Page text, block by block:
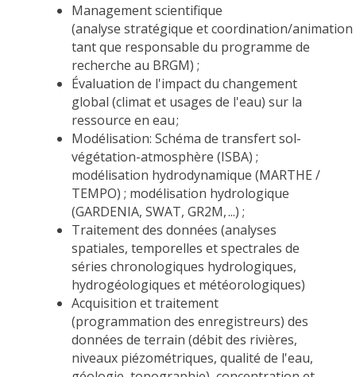
Managementscientifique
(analyse stratégique etcoordination/animation
tant que responsable du programme de
recherche au BRGM) ;
Évaluation de l'impact du changement
global (climat et usages de l'eau) sur la
ressource en eau;
Modélisation: Schéma de transfert sol-
végétation-atmosphère (ISBA) ;
modélisation hydrodynamique (MARTHE /
TEMPO) ; modélisation hydrologique
(GARDENIA, SWAT, GR2M,...) ;
Traitement des données (analyses
spatiales, temporelles et spectrales de
séries chronologiques hydrologiques,
hydrogéologiques et météorologiques)
Acquisition et traitement
(programmation des enregistreurs) des
données de terrain (débit des rivières,
niveaux piézométriques, qualité de l'eau,